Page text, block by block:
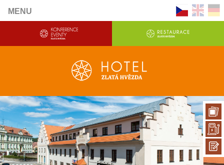
MENU